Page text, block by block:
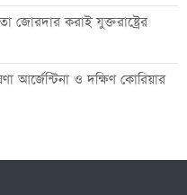
জোরদার করাই যুক্তরাষ্ট্রের
আর্জেন্টিনা ও দক্ষিণ কোরিয়ার